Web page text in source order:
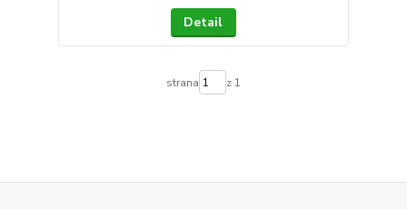
Detail
strana z 1